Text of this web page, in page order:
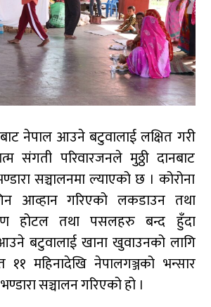
नेपाल आउने बटुवालाई लक्षित गरी
संगती परिवारजनले मुठ्ठी दानबाट
सञ्चालनमा ल्याएको छ । कोरोना
आव्हान गरिएको लकडाउन तथा
होटल तथा पसलहरु बन्द हुँदा
बटुवालाई खाना खुवाउनको लागि
११ महिनादेखि नेपालगञ्जको भन्सार
सञ्चालन गरिएको हो ।